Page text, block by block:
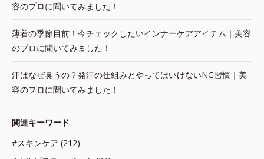
容のプロに聞いてみました！
薄着の季節目前！今チェックしたいインナーケアアイテム｜美容
のプロに聞いてみました！
汗はなぜ臭うの？発汗の仕組みとやってはいけないNG習慣｜美
容のプロに聞いてみました！
関連キーワード
#スキンケア (212)